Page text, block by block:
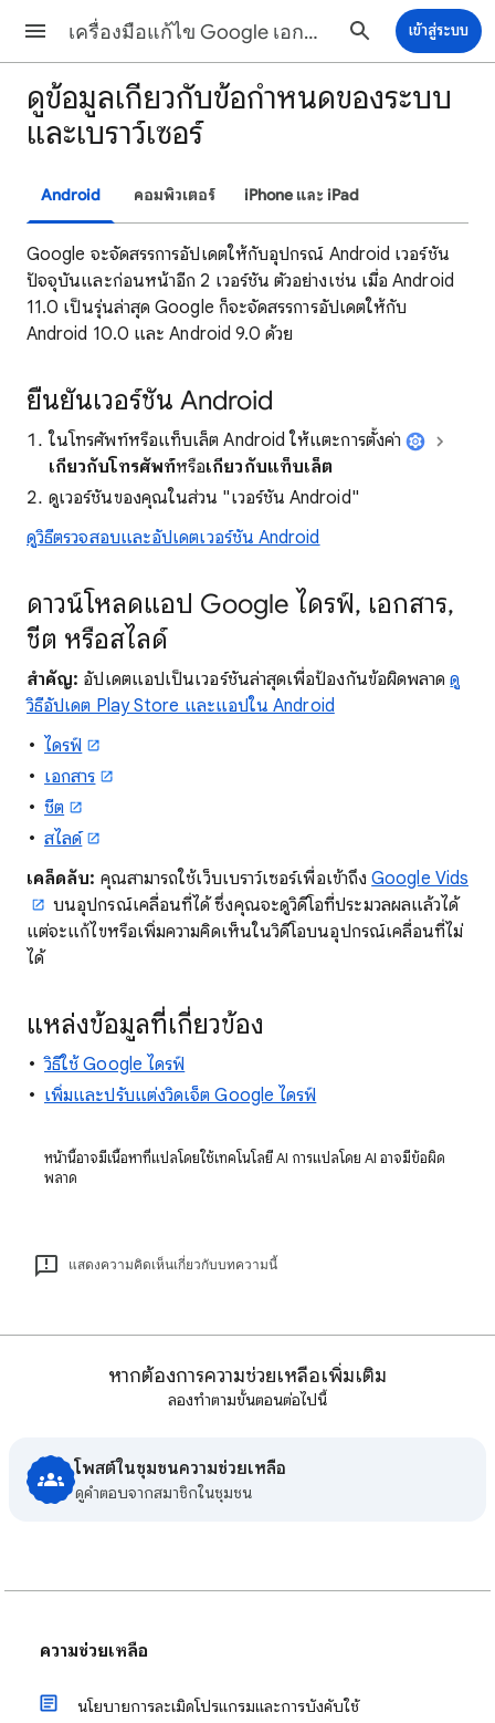
เครื่องมือแก้ไข Google เอกสาร ความช่วยเหลือ เข้าสู่ระบบ
ดูข้อมูลเกี่ยวกับข้อกำหนดของระบบ
และเบราว์เซอร์
Android คอมพิวเตอร์ iPhone และ iPad
Google จะจัดสรรการอัปเดตให้กับอุปกรณ์ Android เวอร์ชัน
ปัจจุบันและก่อนหน้าอีก 2 เวอร์ชัน ตัวอย่างเช่น เมื่อ Android
11.0 เป็นรุ่นล่าสุด Google ก็จะจัดสรรการอัปเดตให้กับ
Android 10.0 และ Android 9.0 ด้วย
ยืนยันเวอร์ชัน Android
ในโทรศัพท์หรือแท็บเล็ต Android ให้แตะการตั้งค่า
เกี่ยวกับโทรศัพท์หรือเกี่ยวกับแท็บเล็ต
ดูเวอร์ชันของคุณในส่วน "เวอร์ชัน Android"
ดูวิธีตรวจสอบและอัปเดตเวอร์ชัน Android
ดาวน์โหลดแอป Google ไดรฟ์, เอกสาร,
ชีต หรือสไลด์
สำคัญ: อัปเดตแอปเป็นเวอร์ชันล่าสุดเพื่อป้องกันข้อผิดพลาดดู
วิธีอัปเดต Play Store และแอปใน Android
ไดรฟ์
เอกสาร
ชีต
สไลด์
เคล็ดลับ: คุณสามารถใช้เว็บเบราว์เซอร์เพื่อเข้าถึงGoogle Vids
บนอุปกรณ์เคลื่อนที่ได้ ซึ่งคุณจะดูวิดีโอที่ประมวลผลแล้วได้
แต่จะแก้ไขหรือเพิ่มความคิดเห็นในวิดีโอบนอุปกรณ์เคลื่อนที่ไม่
ได้
แหล่งข้อมูลที่เกี่ยวข้อง
วิธีใช้ Google ไดรฟ์
เพิ่มและปรับแต่งวิดเจ็ต Google ไดรฟ์
หน้านี้อาจมีเนื้อหาที่แปลโดยใช้เทคโนโลยี AI การแปลโดย AI อาจมีข้อผิด
พลาด
แสดงความคิดเห็นเกี่ยวกับบทความนี้
หากต้องการความช่วยเหลือเพิ่มเติม
ลองทำตามขั้นตอนต่อไปนี้
โพสต์ในชุมชนความช่วยเหลือ
ดูคําตอบจากสมาชิกในชุมชน
ความช่วยเหลือ
นโยบายการละเมิดโปรแกรมและการบังคับใช้